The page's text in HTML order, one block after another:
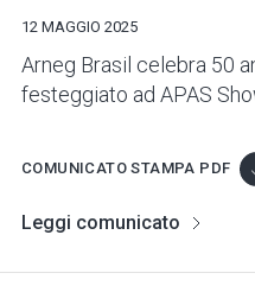
12 MAGGIO 2025
Arneg Brasil celebra 50
festeggiato ad APAS
COMUNICATO STAMPA PDF
Leggi comunicato